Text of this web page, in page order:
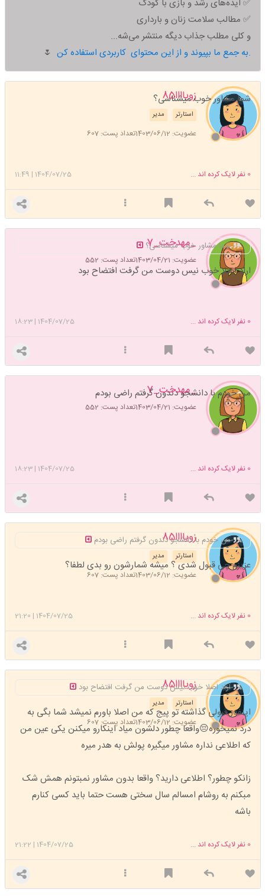
✅ ایده‌های رشد و بازی با کودک
✅ مطالب سلامت زنان و بارداری
و کلی مطلب جذاب دیگه منتشر می‌شه...
به جمع ما بپیوند و از این محتوای کاربردی استفاده کن.
🌷
زویاااا85
مدیر استارتر
عضویت: 1403/06/12 تعداد پست: 607
شما مشاور خوب میشناسی؟
1404/07/25
|
11:49 0 نفر لایک کرده اند ...
_مهدخت_7
عضویت: 1403/04/21 تعداد پست: 552
شما مشاور خوب میشناسی؟
اراد اصلا خوب نیس دوست من گرفت افتضاح بود
1404/07/25
|
18:23 0 نفر لایک کرده اند ...
_مهدخت_7
عضویت: 1403/04/21 تعداد پست: 552
من خودم با دانشجو دندون گرفتم راضی بودم
1404/07/25
|
18:23 0 نفر لایک کرده اند ...
زویاااا85
مدیر استارتر
عضویت: 1403/06/12 تعداد پست: 607
من خودم با دانشجو دندون گرفتم راضی بودم
عزیزم چی قبول شدی ؟ میشه شمارشون رو بدی لطفا؟
1404/07/25
|
21:20 0 نفر لایک کرده اند ...
زویاااا85
مدیر استارتر
عضویت: 1403/06/12 تعداد پست: 607
اراد اصلا خوب نیس دوست من گرفت افتضاح بود
اینفدر قبولی گذاشته تو پیج که من اصلا باورم نمیشد شما بگی به
درد نمیخوره😔واقعا چطور دلشون میاد اینکارو میکنن یکی عین من
که اطلاعی نداره مشاور میگیره پولش به هدر میره
زانکو چطور؟ اطلاعی دارید؟ واقعا بدون مشاور نمبتونم همش شک
مبکنم به روشام امسالم سال سختی هست حتما باید کسی کنارم
باشه
1404/07/25
|
21:22 0 نفر لایک کرده اند ...